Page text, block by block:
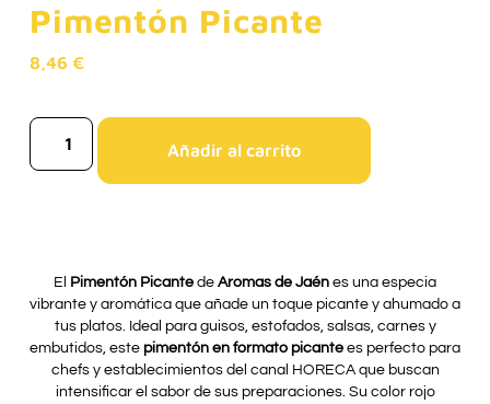
Pimentón Picante
8,46 €
Añadir al carrito
El Pimentón Picante de Aromas de Jaén es una especia
vibrante y aromática que añade un toque picante y ahumado a
tus platos. Ideal para guisos, estofados, salsas, carnes y
embutidos, este pimentón en formato picante es perfecto para
chefs y establecimientos del canal HORECA que buscan
intensificar el sabor de sus preparaciones. Su color rojo